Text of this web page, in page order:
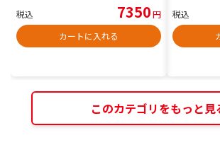
税込 7350円
カートに入れる
税込
このカテゴリをもっと見